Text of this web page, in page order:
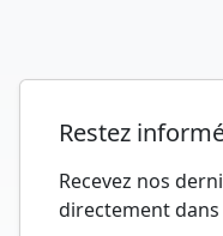
Restez
Recevez nos
directement